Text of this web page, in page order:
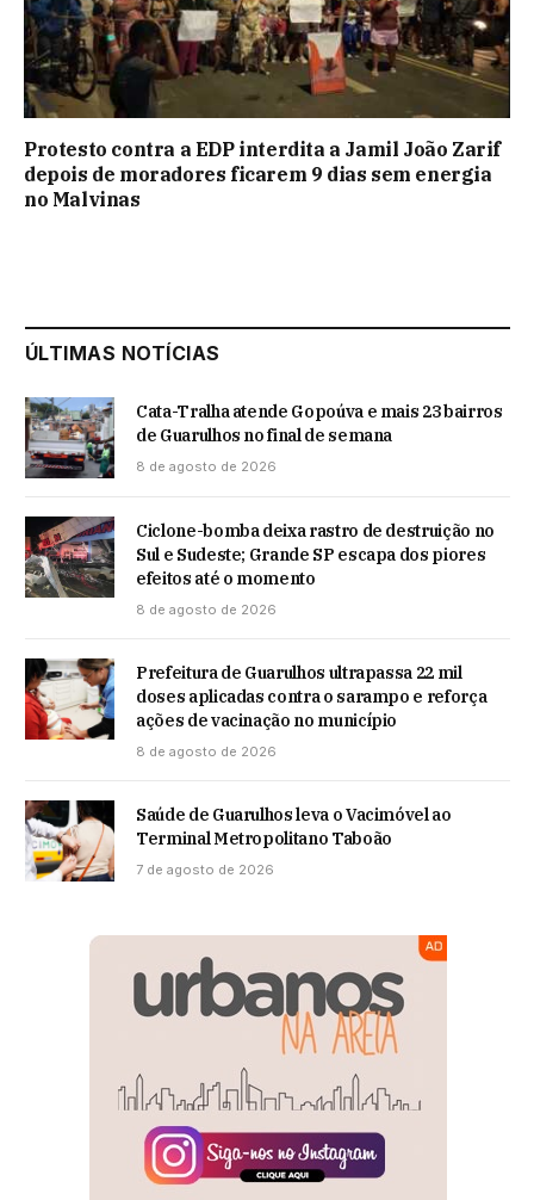
Protesto contra a EDP interdita a Jamil João Zarif
depois de moradores ficarem 9 dias sem energia
no Malvinas
ÚLTIMAS NOTÍCIAS
Cata-Tralha atende Gopoúva e mais 23 bairros
de Guarulhos no final de semana
8 de agosto de 2026
Ciclone-bomba deixa rastro de destruição no
Sul e Sudeste; Grande SP escapa dos piores
efeitos até o momento
8 de agosto de 2026
Prefeitura de Guarulhos ultrapassa 22 mil
doses aplicadas contra o sarampo e reforça
ações de vacinação no município
8 de agosto de 2026
Saúde de Guarulhos leva o Vacimóvel ao
Terminal Metropolitano Taboão
7 de agosto de 2026